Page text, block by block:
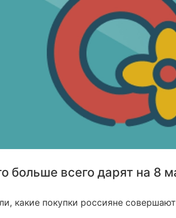
всего дарят на 8
какие покупки россияне